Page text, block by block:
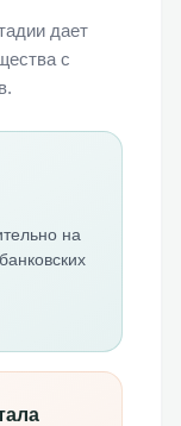
дает
с
на